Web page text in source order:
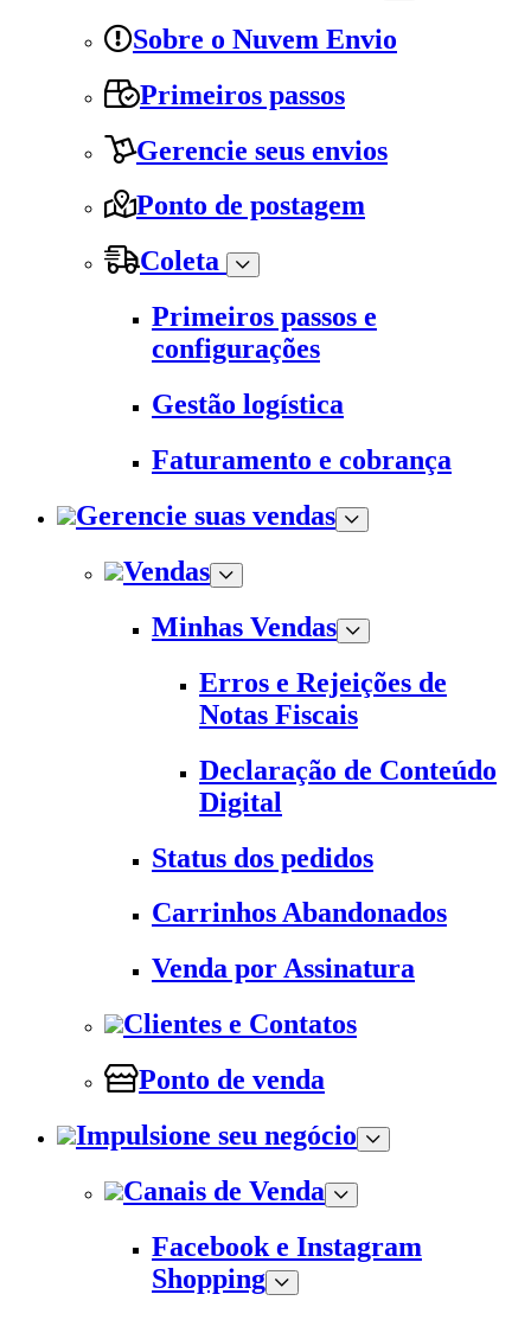
Sobre o Nuvem Envio
Primeiros passos
Gerencie seus envios
Ponto de postagem
Coleta
Primeiros passos e
configurações
Gestão logística
Faturamento e cobrança
Gerencie suas vendas
Vendas
Minhas Vendas
Erros e Rejeições de
Notas Fiscais
Declaração de Conteúdo
Digital
Status dos pedidos
Carrinhos Abandonados
Venda por Assinatura
Clientes e Contatos
Ponto de venda
Impulsione seu negócio
Canais de Venda
Facebook e Instagram
Shopping